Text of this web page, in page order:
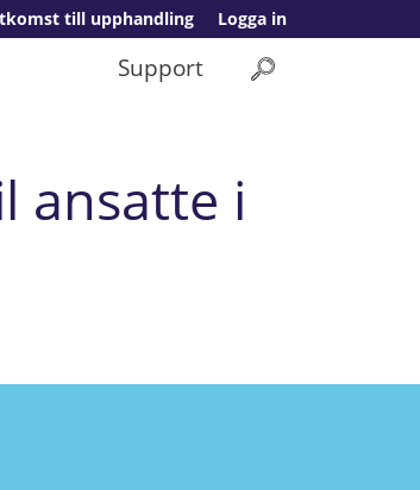
Logga in
till upphandling
Support
ansatte i